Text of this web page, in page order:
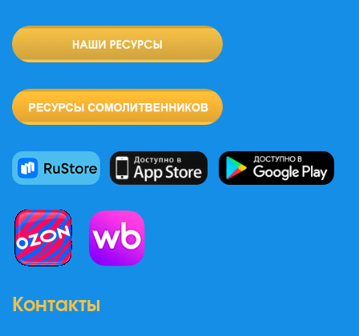
Контакты